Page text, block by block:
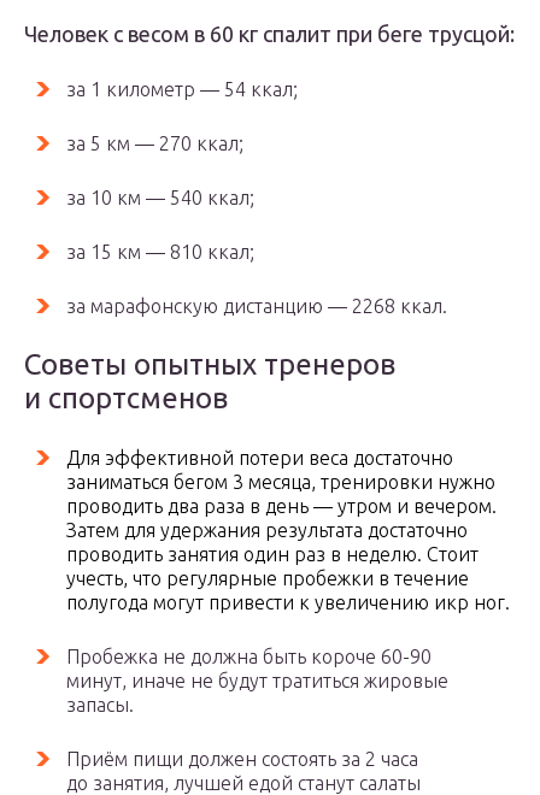
Человек с весом в 60 кг спалит при беге трусцой:
за 1 километр — 54 ккал;
за 5 км — 270 ккал;
за 10 км — 540 ккал;
за 15 км — 810 ккал;
за марафонскую дистанцию — 2268 ккал.
Советы опытных тренеров
и спортсменов
Для эффективной потери веса достаточно
заниматься бегом 3 месяца, тренировки нужно
проводить два раза в день — утром и вечером.
Затем для удержания результата достаточно
проводить занятия один раз в неделю. Стоит
учесть, что регулярные пробежки в течение
полугода могут привести к увеличению икр ног.
Пробежка не должна быть короче 60-90
минут, иначе не будут тратиться жировые
запасы.
Приём пищи должен состоять за 2 часа
до занятия, лучшей едой станут салаты